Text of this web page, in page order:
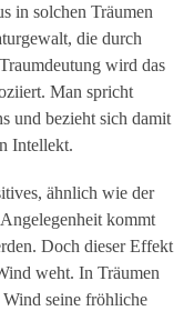
in solchen Träumen
die durch
wird das
Man spricht
und bezieht sich damit
Intellekt.
ähnlich wie der
kommt
Doch dieser Effekt
weht. In Träumen
seine fröhliche